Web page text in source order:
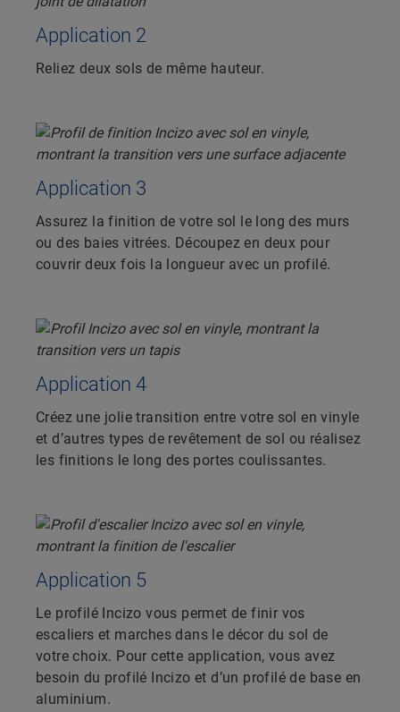
Application 2
Reliez deux sols de même hauteur.
Application 3
Assurez la finition de votre sol le long des murs
ou des baies vitrées. Découpez en deux pour
couvrir deux fois la longueur avec un profilé.
Application 4
Créez une jolie transition entre votre sol en vinyle
et d’autres types de revêtement de sol ou réalisez
les finitions le long des portes coulissantes.
Application 5
Le profilé Incizo vous permet de finir vos
escaliers et marches dans le décor du sol de
votre choix. Pour cette application, vous avez
besoin du profilé Incizo et d’un profilé de base en
aluminium.